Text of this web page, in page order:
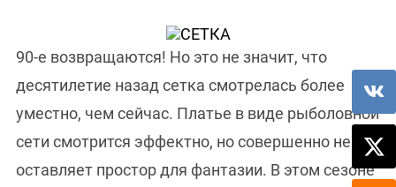
90-е возвращаются! Но это не значит, что
десятилетие назад сетка смотрелась более
уместно, чем сейчас. Платье в виде рыболовной
сети смотрится эффектно, но совершенно не
оставляет простор для фантазии. В этом сезоне